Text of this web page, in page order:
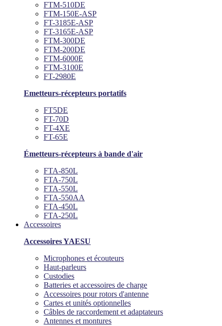
FTM-510DE
FTM-150E-ASP
FT-3185E-ASP
FT-3165E-ASP
FTM-300DE
FTM-200DE
FTM-6000E
FTM-3100E
FT-2980E
Emetteurs-récepteurs portatifs
FT5DE
FT-70D
FT-4XE
FT-65E
Émetteurs-récepteurs à bande d'air
FTA-850L
FTA-750L
FTA-550L
FTA-550AA
FTA-450L
FTA-250L
Accessoires
Accessoires YAESU
Microphones et écouteurs
Haut-parleurs
Custodies
Batteries et accessoires de charge
Accessoires pour rotors d'antenne
Cartes et unités optionnelles
Câbles de raccordement et adaptateurs
Antennes et montures